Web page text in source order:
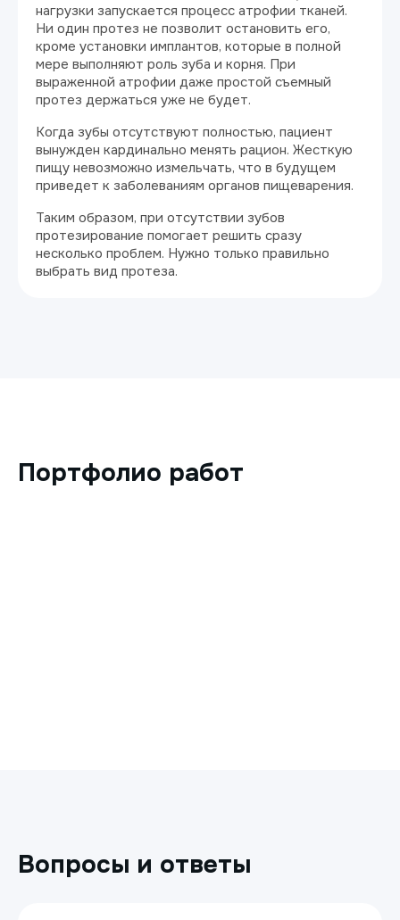
нагрузки запускается процесс атрофии тканей.
Ни один протез не позволит остановить его,
кроме установки имплантов, которые в полной
мере выполняют роль зуба и корня. При
выраженной атрофии даже простой съемный
протез держаться уже не будет.
Когда зубы отсутствуют полностью, пациент
вынужден кардинально менять рацион. Жесткую
пищу невозможно измельчать, что в будущем
приведет к заболеваниям органов пищеварения.
Таким образом, при отсутствии зубов
протезирование помогает решить сразу
несколько проблем. Нужно только правильно
выбрать вид протеза.
Портфолио работ
Вопросы и ответы